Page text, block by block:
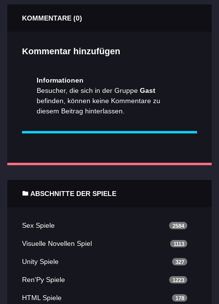
KOMMENTARE (0)
Kommentar hinzufügen
Informationen
Besucher, die sich in der Gruppe Gast
befinden, können keine Kommentare zu
diesem Beitrag hinterlassen.
ABSCHNITTE DER SPIELE
Sex Spiele 2584
Visuelle Novellen Spiel 1113
Unity Spiele 327
Ren'Py Spiele 1223
HTML Spiele 178